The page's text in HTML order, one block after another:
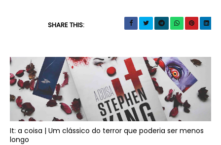
SHARE THIS:
It: a coisa | Um clássico do terror que poderia ser menos
longo